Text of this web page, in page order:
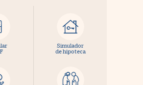
Simulador
de hipoteca